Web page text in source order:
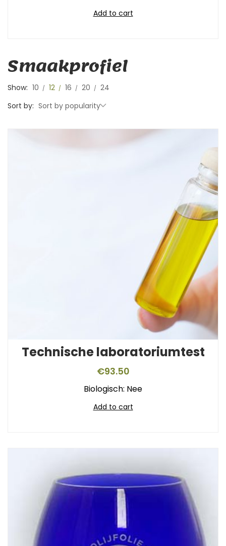
Add to cart
Smaakprofiel
Show: 10 12 16 20
24
Sort by: Sort by popularity
Technische laboratoriumtest
€93.50
Biologisch: Nee
Add to cart